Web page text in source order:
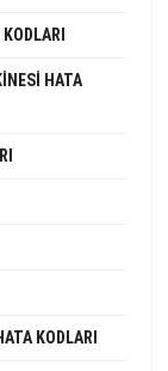
HATA
KODLARI